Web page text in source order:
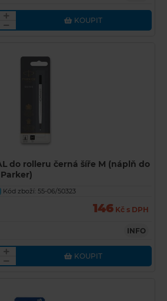
KOUPIT
do rolleru černá šíře M (náplň do
Kód zboží: 55-06/50323
146 Kč s DPH
INFO
KOUPIT